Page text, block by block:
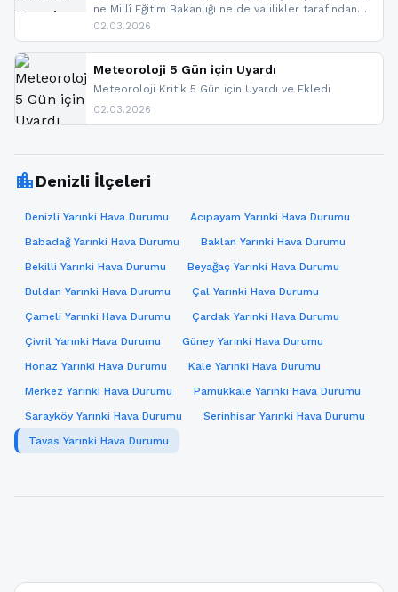
ne Millî Eğitim Bakanlığı ne de valilikler tarafından
yapılmış resmi bir tatil açıklaması bulunmamaktadır.
paylaşacağız. En hızlı şekilde haberdar olmak için
sitemizi takip edebilir ve bildirimleri açabilirsiniz.
02.03.2026
Meteoroloji 5 Gün için Uyardı
Meteoroloji Kritik 5 Gün için Uyardı ve Ekledi
02.03.2026
location_cityDenizli İlçeleri
Denizli Yarınki Hava Durumu
Acıpayam Yarınki Hava Durumu
Babadağ Yarınki Hava Durumu
Baklan Yarınki Hava Durumu
Bekilli Yarınki Hava Durumu
Beyağaç Yarınki Hava Durumu
Buldan Yarınki Hava Durumu
Çal Yarınki Hava Durumu
Çameli Yarınki Hava Durumu
Çardak Yarınki Hava Durumu
Çivril Yarınki Hava Durumu
Güney Yarınki Hava Durumu
Honaz Yarınki Hava Durumu
Kale Yarınki Hava Durumu
Merkez Yarınki Hava Durumu
Pamukkale Yarınki Hava Durumu
Sarayköy Yarınki Hava Durumu
Serinhisar Yarınki Hava Durumu
Tavas Yarınki Hava Durumu